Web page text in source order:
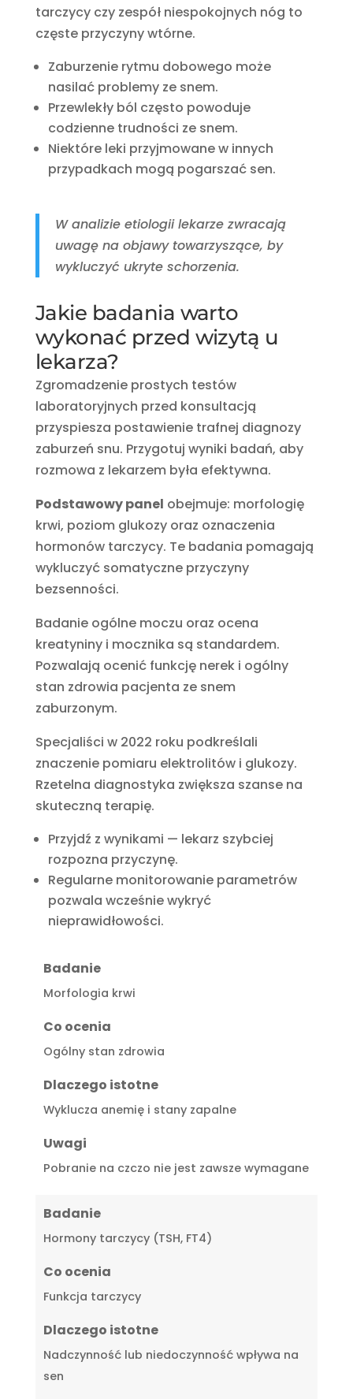
tarczycy czy zespół niespokojnych nóg to
częste przyczyny wtórne.
Zaburzenie rytmu dobowego może
nasilać problemy ze snem.
Przewlekły ból często powoduje
codzienne trudności ze snem.
Niektóre leki przyjmowane w innych
przypadkach mogą pogarszać sen.
W analizie etiologii lekarze zwracają
uwagę na objawy towarzyszące, by
wykluczyć ukryte schorzenia.
Jakie badania warto
wykonać przed wizytą u
lekarza?
Zgromadzenie prostych testów
laboratoryjnych przed konsultacją
przyspiesza postawienie trafnej diagnozy
zaburzeń snu. Przygotuj wyniki badań, aby
rozmowa z lekarzem była efektywna.
Podstawowy panel obejmuje: morfologię
krwi, poziom glukozy oraz oznaczenia
hormonów tarczycy. Te badania pomagają
wykluczyć somatyczne przyczyny
bezsenności.
Badanie ogólne moczu oraz ocena
kreatyniny i mocznika są standardem.
Pozwalają ocenić funkcję nerek i ogólny
stan zdrowia pacjenta ze snem
zaburzonym.
Specjaliści w 2022 roku podkreślali
znaczenie pomiaru elektrolitów i glukozy.
Rzetelna diagnostyka zwiększa szanse na
skuteczną terapię.
Przyjdź z wynikami — lekarz szybciej
rozpozna przyczynę.
Regularne monitorowanie parametrów
pozwala wcześnie wykryć
nieprawidłowości.
Badanie
Morfologia krwi
Co ocenia
Ogólny stan zdrowia
Dlaczego istotne
Wyklucza anemię i stany zapalne
Uwagi
Pobranie na czczo nie jest zawsze wymagane
Badanie
Hormony tarczycy (TSH, FT4)
Co ocenia
Funkcja tarczycy
Dlaczego istotne
Nadczynność lub niedoczynność wpływa na
sen